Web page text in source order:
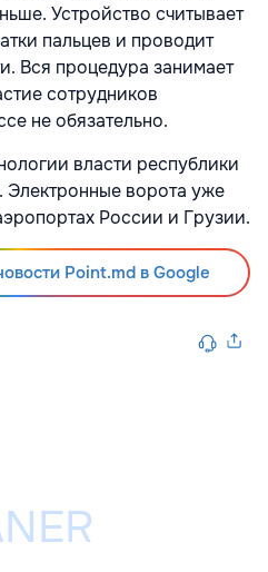
Устройство считывает
пальцев и проводит
Вся процедура занимает
сотрудников
не обязательно.
власти республики
Электронные ворота уже
России и Грузии.
Point.md в Google